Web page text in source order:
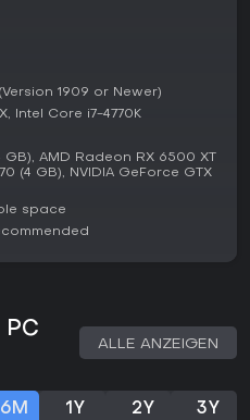
1909 or Newer)
Intel Core i7-4770K
AMD Radeon RX 6500 XT
(4 GB), NVIDIA GeForce GTX
space
PC
ALLE ANZEIGEN
6M 1Y 2Y 3Y